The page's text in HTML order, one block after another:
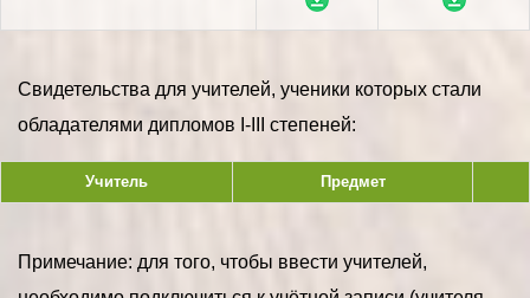
Свидетельства для учителей, ученики которых стали
обладателями дипломов I-III степеней:
Учитель Предмет
Примечание: для того, чтобы ввести учителей,